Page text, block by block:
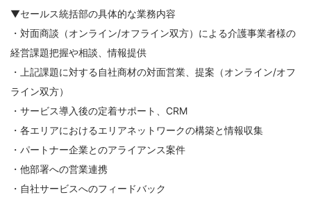
▼セールス統括部の具体的な業務内容
・対面商談（オンライン/オフライン双方）による介護事業者様の
経営課題把握や相談、情報提供
・上記課題に対する自社商材の対面営業、提案（オンライン/オフ
ライン双方）
・サービス導入後の定着サポート、CRM
・各エリアにおけるエリアネットワークの構築と情報収集
・パートナー企業とのアライアンス案件
・他部署への営業連携
・自社サービスへのフィードバック